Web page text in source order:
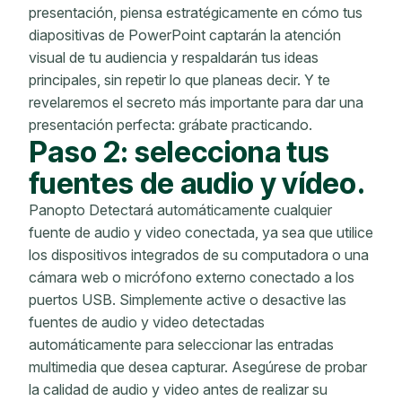
presentación, piensa estratégicamente en cómo tus
diapositivas de PowerPoint captarán la atención
visual de tu audiencia y respaldarán tus ideas
principales, sin repetir lo que planeas decir. Y te
revelaremos el secreto más importante para dar una
presentación perfecta: grábate practicando.
Paso 2: selecciona tus
fuentes de audio y vídeo.
Panopto Detectará automáticamente cualquier
fuente de audio y video conectada, ya sea que utilice
los dispositivos integrados de su computadora o una
cámara web o micrófono externo conectado a los
puertos USB. Simplemente active o desactive las
fuentes de audio y video detectadas
automáticamente para seleccionar las entradas
multimedia que desea capturar. Asegúrese de probar
la calidad de audio y video antes de realizar su